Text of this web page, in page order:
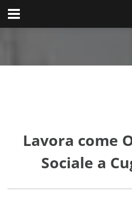
Lavora come
Sociale a